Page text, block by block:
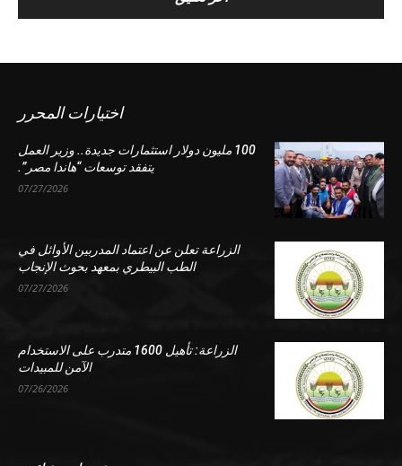
اختيارات المحرر
100 مليون دولار استثمارات جديدة.. وزير العمل
يتفقد توسعات “هاندا مصر”.
07/27/2026
الزراعة تعلن عن اعتماد المدربين الأوائل في
الطب البيطري بمعهد بحوث الإنجاب
07/27/2026
الزراعة: تأهيل 1600 متدرب على الاستخدام
الآمن للمبيدات
07/26/2026